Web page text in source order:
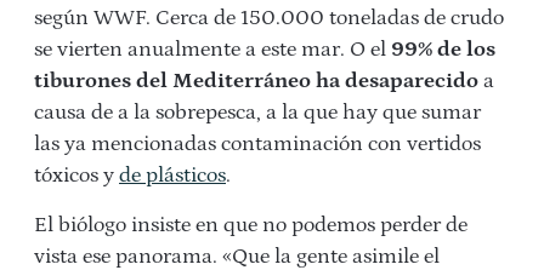
según WWF. Cerca de 150.000 toneladas de crudo
se vierten anualmente a este mar. O el 99% de los
tiburones del Mediterráneo ha desaparecido a
causa de a la sobrepesca, a la que hay que sumar
las ya mencionadas contaminación con vertidos
tóxicos y de plásticos.
El biólogo insiste en que no podemos perder de
vista ese panorama. «Que la gente asimile el